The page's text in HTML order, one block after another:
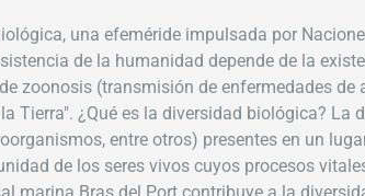
una efeméride impulsada por
de la humanidad depende de la
zoonosis (transmisión de enfermedades
¿Qué es la diversidad biológica? La
entre otros) presentes en un
de los seres vivos cuyos procesos